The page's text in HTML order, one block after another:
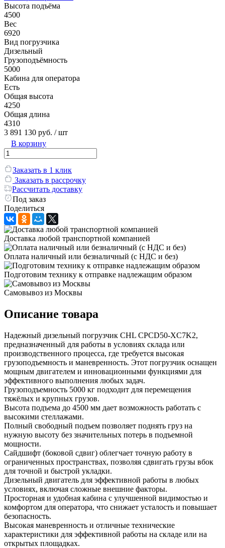
Высота подъёма
4500
Вес
6920
Вид погрузчика
Дизельный
Грузоподъёмность
5000
Кабина для оператора
Есть
Общая высота
4250
Общая длина
4310
3 891 130 руб. / шт
В корзину
Заказать в 1 клик
Заказать в рассрочку
Рассчитать доставку
Под заказ
Поделиться
Доставка любой транспортной компанией
Оплата наличный или безналичный (с НДС и без)
Подготовим технику к отправке надлежащим образом
Самовывоз из Москвы
Описание товара
Надежный дизельный погрузчик CHL CPCD50-XC7K2,
предназначенный для работы в условиях склада или
производственного процесса, где требуется высокая
грузоподъемность и маневренность. Этот погрузчик оснащен
мощным двигателем и инновационными функциями для
эффективного выполнения любых задач.
Грузоподъемность 5000 кг подходит для перемещения
тяжёлых и крупных грузов.
Высота подъема до 4500 мм дает возможность работать с
высокими стеллажами.
Полный свободный подъем позволяет поднять груз на
нужную высоту без значительных потерь в подъемной
мощности.
Сайдшифт (боковой сдвиг) облегчает точную работу в
ограниченных пространствах, позволяя сдвигать грузы вбок
для точной и быстрой укладки.
Дизельный двигатель для эффективной работы в любых
условиях, включая сложные внешние факторы.
Просторная и удобная кабина с улучшенной видимостью и
комфортом для оператора, что снижает усталость и повышает
безопасность.
Высокая маневренность и отличные технические
характеристики для эффективной работы на складе или на
открытых площадках.